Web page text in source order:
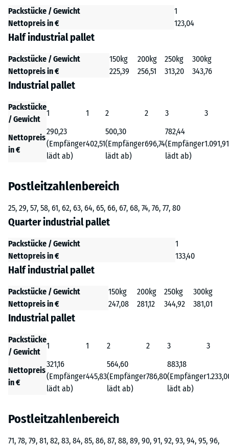
Packstücke / Gewicht
1
Nettopreis in €
123,04
Half industrial pallet
Packstücke / Gewicht 150kg 200kg 250kg
300kg
Nettopreis in €
225,39 256,51 313,20 343,76
Industrial pallet
Packstücke
/ Gewicht
1 1 2 2 3 3
Nettopreis
in €
290,23
(Empfänger
lädt ab)
402,51
500,30
(Empfänger
lädt ab)
696,74
782,44
(Empfänger
lädt ab)
1.091,91
Postleitzahlenbereich
25, 29, 57, 58, 61, 62, 63, 64, 65, 66, 67, 68, 74, 76, 77, 80
Quarter industrial pallet
Packstücke / Gewicht
1
Nettopreis in €
133,40
Half industrial pallet
Packstücke / Gewicht 150kg 200kg 250kg
300kg
Nettopreis in €
247,08 281,12 344,92 381,01
Industrial pallet
Packstücke
/ Gewicht
1 1 2 2 3 3
Nettopreis
in €
321,16
(Empfänger
lädt ab)
445,83
564,60
(Empfänger
lädt ab)
786,80
883,18
(Empfänger
lädt ab)
Postleitzahlenbereich
71, 78, 79, 81, 82, 83, 84, 85, 86, 87, 88, 89, 90, 91, 92, 93, 94, 95, 96,